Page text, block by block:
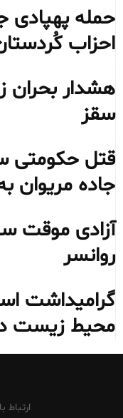
حمله پهپادی
احزاب
هشدار
سقز
قتل حکومتی
جاده مریوان
آزادی موقت
روانسر
گرامیداشت
محیط‌ زیست در
ارتباط